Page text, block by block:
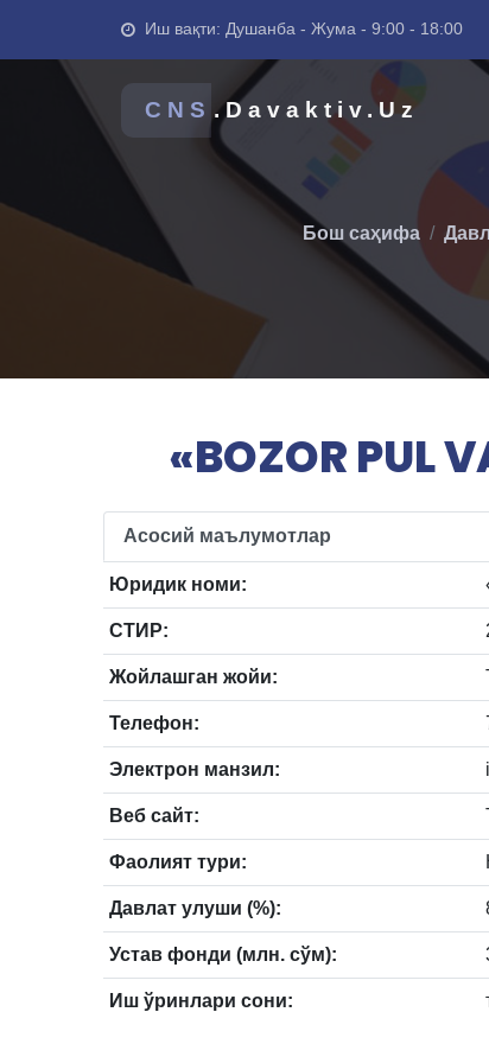
Иш вақти: Душанба - Жума - 9:00 - 18:00
CNS .Davaktiv.Uz
Бош саҳифа
«BOZOR
Асосий маълумотлар
Юридик номи:
СТИР:
Жойлашган жойи:
Телефон:
Электрон манзил:
Веб сайт:
Фаолият тури:
Давлат улуши (%):
Устав фонди (млн. сўм):
Иш ўринлари сони: